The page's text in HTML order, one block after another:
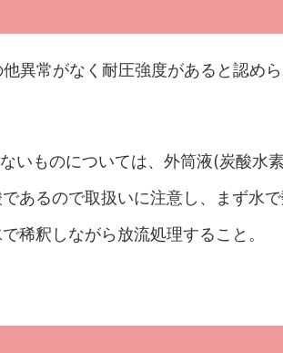
異常がなく耐圧強度があると認め
いものについては、外筒液(炭酸水
あるので取扱いに注意し、まず水
稀釈しながら放流処理すること。